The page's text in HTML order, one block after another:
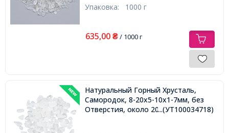
Упаковка: 1000 г
635,00 ₴/ 1000 г
Натуральный Горный Хрусталь,
Самородок, 8-20x5-10x1-7мм, без
Отверстия, около 2000шт/2000г,
...(УТ100034718)